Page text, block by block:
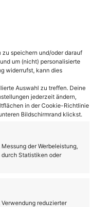
speichern und/oder darauf
um (nicht) personalisierte
widerrufst, kann dies
Auswahl zu treffen. Deine
jederzeit ändern,
in der Cookie-Richtlinie
Bildschirmrand klickst.
der Werbeleistung,
Statistiken oder
reduzierter
mit